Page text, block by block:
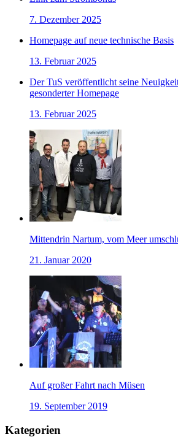
7. Dezember 2025
Homepage auf neue technische Basis
13. Februar 2025
Der TuS veröffentlicht seine
gesonderter Homepage
13. Februar 2025
Mittendrin Nartum, vom Meer
21. Januar 2020
Auf großer Fahrt nach Müsen
19. September 2019
Kategorien